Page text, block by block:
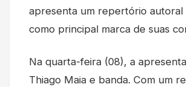
apresenta um repertório autoral
como principal marca de suas
Na quarta-feira (08), a
Thiago Maia e banda. Com um